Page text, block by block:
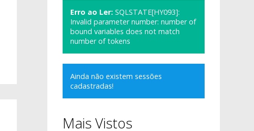
Erro ao Ler: SQLSTATE[HY093]:
Invalid parameter number: number of
bound variables does not match
number of tokens
Ainda não existem sessões
cadastradas!
Mais Vistos